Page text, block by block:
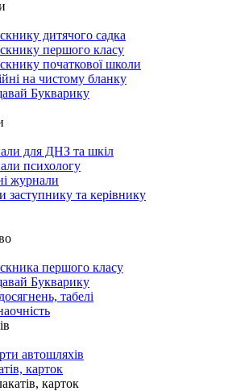
дитячого садка
першого класу
початкової школи
на чистому бланку
Букварику
для ДНЗ та шкіл
психологу
журнали
заступнику та керівнику
першого класу
Букварику
табелі
автошляхів
карток
карток